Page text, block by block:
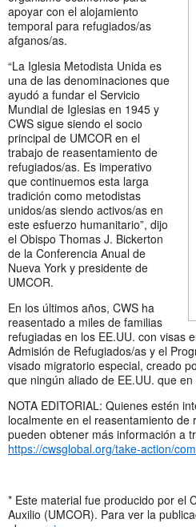
apoyar con el alojamiento
temporal para refugiados/as
afganos/as.
“La Iglesia Metodista Unida es
una de las denominaciones que
ayudó a fundar el Servicio
Mundial de Iglesias en 1945 y
CWS sigue siendo el socio
principal de UMCOR en el
trabajo de reasentamiento de
refugiados/as. Es imperativo
que continuemos esta larga
tradición como metodistas
unidos/as siendo activos/as en
este esfuerzo humanitario”, dijo
el Obispo Thomas J. Bickerton
de la Conferencia Anual de
Nueva York y presidente de
UMCOR.
En los últimos años, CWS ha
reasentado a miles de familias
refugiadas en los EE.UU. con visas
Admisión de Refugiados/as y el
visado migratorio especial, creado
que ningún aliado de EE.UU. que
NOTA EDITORIAL: Quienes estén
localmente en el reasentamiento de
pueden obtener más información a
https://cwsglobal.org/take-action/
* Este material fue producido por el
Auxilio (UMCOR). Para ver la